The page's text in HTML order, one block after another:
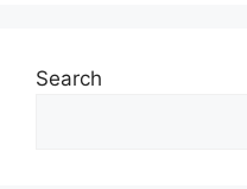
Search